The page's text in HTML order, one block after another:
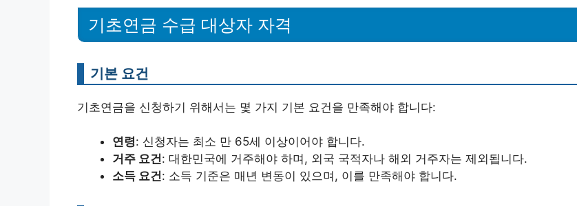
기초연금 수급 대상자 자격
기본 요건
기초연금을 신청하기 위해서는 몇 가지 기본 요건을 만족해야 합니다:
연령: 신청자는 최소 만 65세 이상이어야 합니다.
거주 요건: 대한민국에 거주해야 하며, 외국 국적자나 해외 거주자는 제외됩니다.
소득 요건: 소득 기준은 매년 변동이 있으며, 이를 만족해야 합니다.